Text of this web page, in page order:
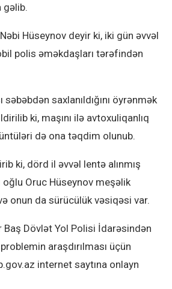
gəlib.
Hüseynov deyir ki, iki gün əvvəl
polis əməkdaşları tərəfindən
saxlanıldığını öyrənmək
ki, maşını ilə avtoxuliqanlıq
də ona təqdim olunub.
ki, dörd il əvvəl lentə alınmış
Oruc Hüseynov meşəlik
onun da sürücülük vəsiqəsi var.
Baş Dövlət Yol Polisi İdarəsindən
araşdırılması üçün
internet saytına onlayn